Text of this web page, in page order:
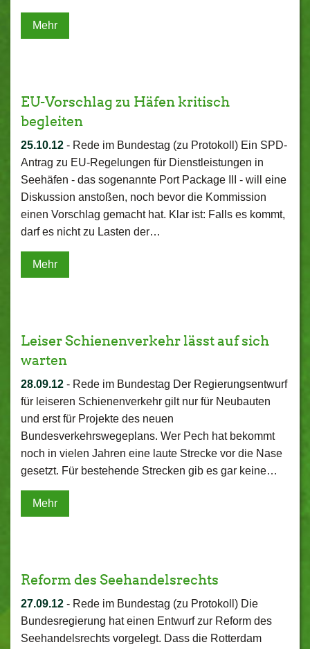
Mehr
EU-Vorschlag zu Häfen kritisch
begleiten
25.10.12 - Rede im Bundestag (zu Protokoll) Ein SPD-
Antrag zu EU-Regelungen für Dienstleistungen in
Seehäfen - das sogenannte Port Package III - will eine
Diskussion anstoßen, noch bevor die Kommission
einen Vorschlag gemacht hat. Klar ist: Falls es kommt,
darf es nicht zu Lasten der…
Mehr
Leiser Schienenverkehr lässt auf sich
warten
28.09.12 - Rede im Bundestag Der Regierungsentwurf
für leiseren Schienenverkehr gilt nur für Neubauten
und erst für Projekte des neuen
Bundesverkehrswegeplans. Wer Pech hat bekommt
noch in vielen Jahren eine laute Strecke vor die Nase
gesetzt. Für bestehende Strecken gib es gar keine…
Mehr
Reform des Seehandelsrechts
27.09.12 - Rede im Bundestag (zu Protokoll) Die
Bundesregierung hat einen Entwurf zur Reform des
Seehandelsrechts vorgelegt. Dass die Rotterdam